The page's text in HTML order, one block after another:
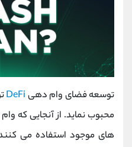
توسعه فضای وام دهی DeFi
محبوب نماید. از آنجایی که
های موجود استفاده می